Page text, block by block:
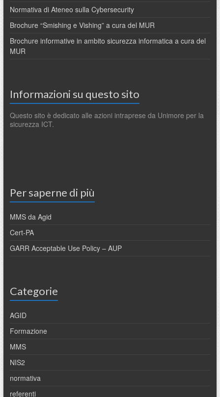
Normativa di Ateneo sulla Cybersecurity
Brochure “Smishing e Vishing” a cura del MUR
Brochure informative in ambito sicurezza informatica a cura del
MUR
Informazioni su questo sito
Questo sito è dedicato alle azioni intraprese da Unimore per la
sicurezza ICT.
Per saperne di più
MMS da Agid
Cert-PA
GARR Acceptable Use Policy – AUP
Categorie
AGID
Formazione
MMS
NIS2
normativa
referenti